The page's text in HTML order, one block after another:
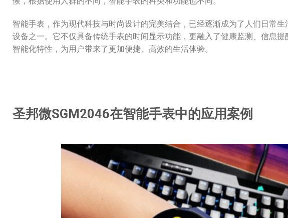
智能手表，作为现代科技与时尚设计的完美结合，已经逐渐成为了人们日常
设备之一。它不仅具备传统手表的时间显示功能，更融入了健康监测、信息
智能化特性，为用户带来了更加便捷、高效的生活体验。
圣邦微SGM2046在智能手表中的应用案例